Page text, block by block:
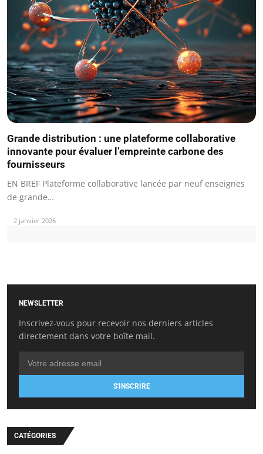
Grande distribution : une plateforme collaborative
innovante pour évaluer l’empreinte carbone des
fournisseurs
EN BREF Plateforme collaborative lancée par neuf enseignes
de grande…
2 janvier 2026
NEWSLETTER
Inscrivez-vous pour recevoir nos derniers articles
directement dans votre boîte mail.
S'INSCRIRE
CATÉGORIES